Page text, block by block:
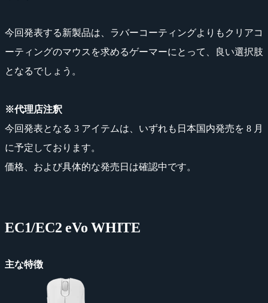
今回発表する新製品は、ラバーコーティングよりもクリアコ
ーティングのマウスを求めるゲーマーにとって、良い選択肢
となるでしょう。
※代理店注釈
今回発表となる 3 アイテムは、いずれも日本国内発売を 8 月
に予定しております。
価格、および具体的な発売日は確認中です。
EC1/EC2 eVo WHITE
主な特徴